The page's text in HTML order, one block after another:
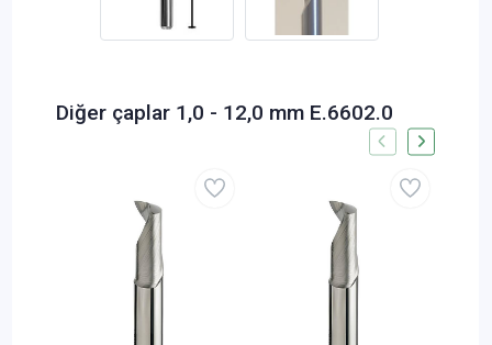
Diğer çaplar 1,0 - 12,0 mm E.6602.0